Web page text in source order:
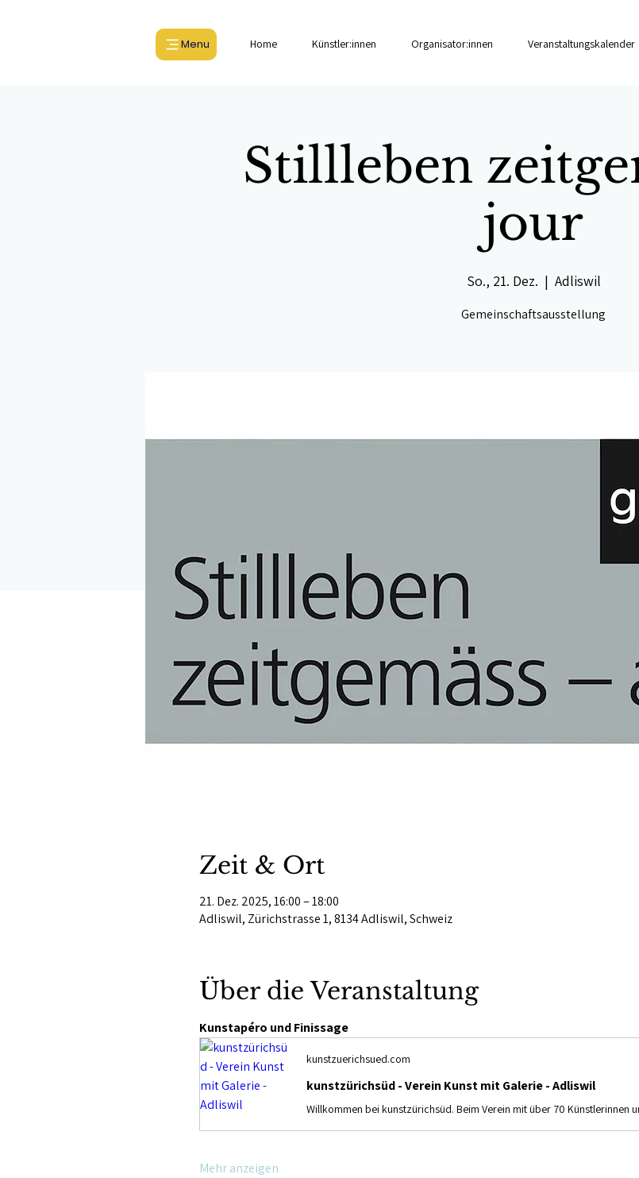
Menu Home Künstler:innen Organisator:innen Veranstaltungskalender
Stillleben
jour
So., 21. Dez.
  |
Adliswil
Gemeinschaftsausstellung
Zeit & Ort
21. Dez. 2025, 16:00 – 18:00
Adliswil, Zürichstrasse 1, 8134 Adliswil, Schweiz
Über die Veranstaltung
Kunstapéro und Finissage
kunstzuerichsued.com
kunstzürichsüd - Verein Kunst mit Galerie - Adliswil
Mehr anzeigen